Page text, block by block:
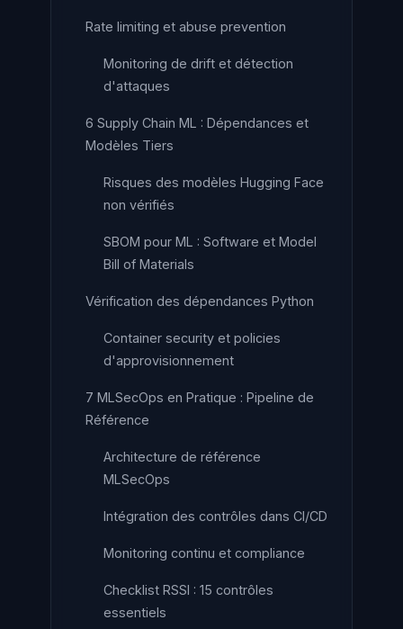
Rate limiting et abuse prevention
Monitoring de drift et détection
d'attaques
6 Supply Chain ML : Dépendances et
Modèles Tiers
Risques des modèles Hugging Face
non vérifiés
SBOM pour ML : Software et Model
Bill of Materials
Vérification des dépendances Python
Container security et policies
d'approvisionnement
7 MLSecOps en Pratique : Pipeline de
Référence
Architecture de référence
MLSecOps
Intégration des contrôles dans CI/CD
Monitoring continu et compliance
Checklist RSSI : 15 contrôles
essentiels